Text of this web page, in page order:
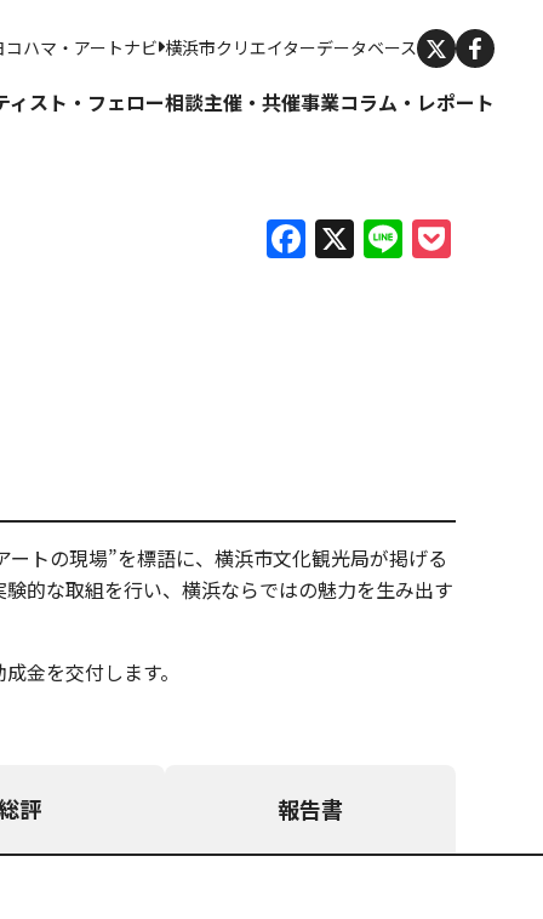
コハマ・アートナビ 横浜市クリエイターデータベース
ィスト・フェロー相談主催・共催事業コラム・レポート
Facebook
X Line
トの現場”を標語に、横浜市文化観光局が掲げる
的な取組を行い、横浜ならではの魅力を生み出す
金を交付します。
評 報告書